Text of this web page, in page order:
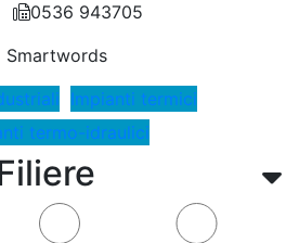
0536 943705
Smartwords
Impianti termici
termo-idraulici